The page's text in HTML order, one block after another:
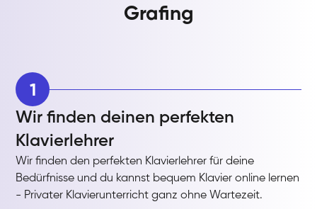
Grafing
1
Wir finden deinen perfekten
Klavierlehrer
Wir finden den perfekten Klavierlehrer für deine
Bedürfnisse und du kannst bequem Klavier online lernen
- Privater Klavierunterricht ganz ohne Wartezeit.